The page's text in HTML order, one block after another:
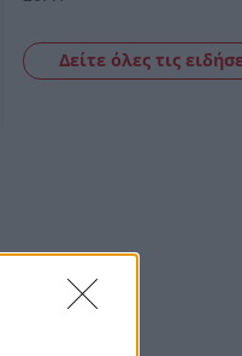
Δείτε όλες τις